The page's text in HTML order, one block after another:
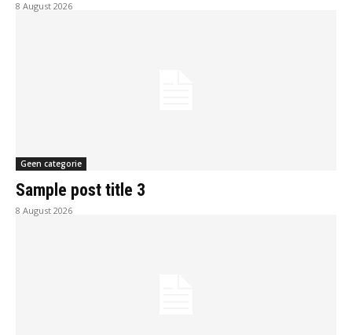
8 August 2026
Geen categorie
Sample post title 3
8 August 2026